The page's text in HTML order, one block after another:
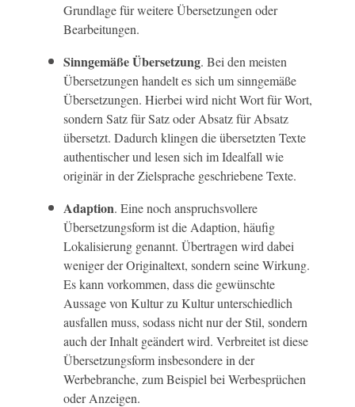
Grundlage für weitere Übersetzungen oder
Bearbeitungen.
Sinngemäße Übersetzung. Bei den meisten
Übersetzungen handelt es sich um sinngemäße
Übersetzungen. Hierbei wird nicht Wort für Wort,
sondern Satz für Satz oder Absatz für Absatz
übersetzt. Dadurch klingen die übersetzten Texte
authentischer und lesen sich im Idealfall wie
originär in der Zielsprache geschriebene Texte.
Adaption. Eine noch anspruchsvollere
Übersetzungsform ist die Adaption, häufig
Lokalisierung genannt. Übertragen wird dabei
weniger der Originaltext, sondern seine Wirkung.
Es kann vorkommen, dass die gewünschte
Aussage von Kultur zu Kultur unterschiedlich
ausfallen muss, sodass nicht nur der Stil, sondern
auch der Inhalt geändert wird. Verbreitet ist diese
Übersetzungsform insbesondere in der
Werbebranche, zum Beispiel bei Werbesprüchen
oder Anzeigen.